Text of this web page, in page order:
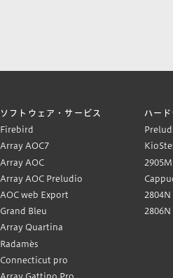
ソフトウェア・サービス
Firebird
Array AOC7
Array AOC
Array AOC Preludio
AOC web Export
Grand Bleu
Array Quartina
Radamès
Connecticut pro
Array Gattino Pro
ハー
2905M
2804N
2806N